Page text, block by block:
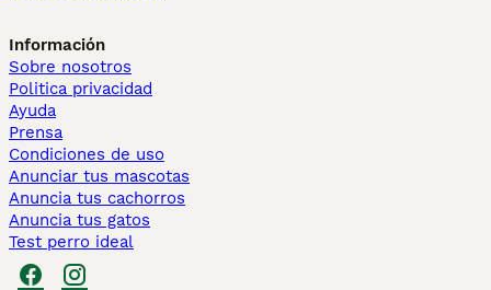
Información
Sobre nosotros
Politica privacidad
Ayuda
Prensa
Condiciones de uso
Anunciar tus mascotas
Anuncia tus cachorros
Anuncia tus gatos
Test perro ideal